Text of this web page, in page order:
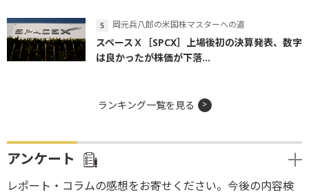
岡元兵八郎の米国株マスターへの道
スペースＸ［SPCX］上場後初の決算発表、数字
は良かったが株価が下落...
ランキング一覧を見る
アンケート
レポート・コラムの感想をお寄せください。今後の内容検